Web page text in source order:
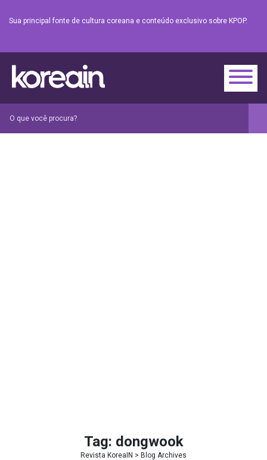
Sua principal fonte de cultura coreana e conteúdo exclusivo sobre KPOP.
Tag: dongwook
Revista KoreaIN > Blog Archives